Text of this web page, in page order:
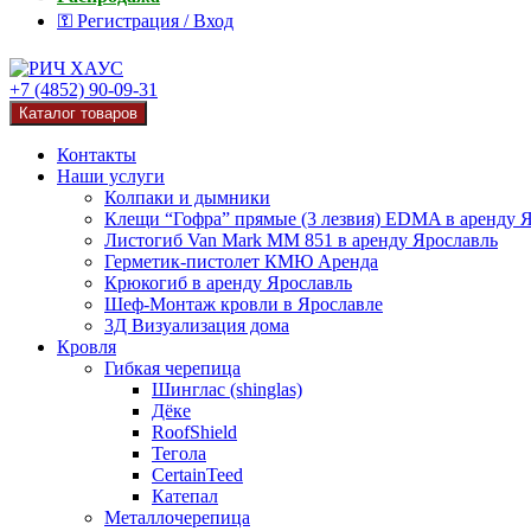
⚿ Регистрация / Вход
+7 (4852) 90-09-31
Каталог товаров
Контакты
Наши услуги
Колпаки и дымники
Клещи “Гофра” прямые (3 лезвия) EDMA в аренду
Листогиб Van Mark MM 851 в аренду Ярославль
Герметик-пистолет КМЮ Аренда
Крюкогиб в аренду Ярославль
Шеф-Монтаж кровли в Ярославле
3Д Визуализация дома
Кровля
Гибкая черепица
Шинглас (shinglas)
Дёке
RoofShield
Тегола
CertainTeed
Катепал
Металлочерепица